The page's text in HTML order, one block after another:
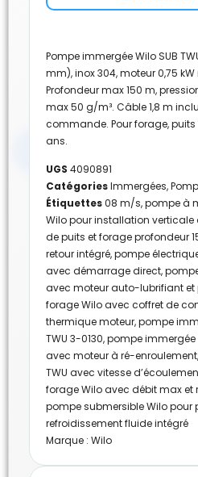
Pompe immergée Wilo SUB
mm), inox 304, moteur 0,75
Profondeur max 150 m,
max 50 g/m³. Câble 1,8 m
commande. Pour forage, puits
ans.
UGS 4090891
CatégoriesImmergées,
Étiquettes08 m/s,pompe à
Wilo pour installation verticale
de puits et forage profondeur
retour intégré,pompe
avec démarrage direct,
avec moteur auto-lubrifiant et
forage Wilo avec coffret de
thermique moteur,pompe
TWU 3-0130,pompe immergée
avec moteur à ré-enroulement,
TWU avec vitesse
forage Wilo avec débit max et
pompe submersible Wilo pour
refroidissement fluide intégré
Marque : Wilo